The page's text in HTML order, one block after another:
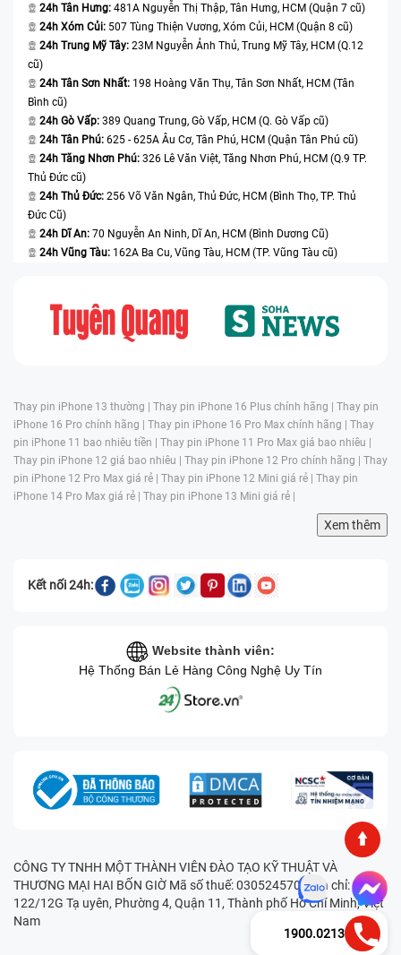
24h Tân Hưng: 481A Nguyễn Thị Thập, Tân Hưng, HCM (Quận 7 cũ)
24h Xóm Củi: 507 Tùng Thiện Vương, Xóm Củi, HCM (Quận 8 cũ)
24h Trung Mỹ Tây: 23M Nguyễn Ảnh Thủ, Trung Mỹ Tây, HCM (Q.12
cũ)
24h Tân Sơn Nhất: 198 Hoàng Văn Thụ, Tân Sơn Nhất, HCM (Tân
Bình cũ)
24h Gò Vấp: 389 Quang Trung, Gò Vấp, HCM (Q. Gò Vấp cũ)
24h Tân Phú: 625 - 625A Âu Cơ, Tân Phú, HCM (Quận Tân Phú cũ)
24h Tăng Nhơn Phú: 326 Lê Văn Việt, Tăng Nhơn Phú, HCM (Q.9 TP.
Thủ Đức cũ)
24h Thủ Đức: 256 Võ Văn Ngân, Thủ Đức, HCM (Bình Thọ, TP. Thủ
Đức Cũ)
24h Dĩ An: 70 Nguyễn An Ninh, Dĩ An, HCM (Bình Dương Cũ)
24h Vũng Tàu: 162A Ba Cu, Vũng Tàu, HCM (TP. Vũng Tàu cũ)
Thay pin iPhone 13 thường | Thay pin iPhone 16 Plus chính hãng | Thay pin
iPhone 16 Pro chính hãng | Thay pin iPhone 16 Pro Max chính hãng | Thay
pin iPhone 11 bao nhiêu tiền | Thay pin iPhone 11 Pro Max giá bao nhiêu |
Thay pin iPhone 12 giá bao nhiêu | Thay pin iPhone 12 Pro chính hãng | Thay
pin iPhone 12 Pro Max giá rẻ | Thay pin iPhone 12 Mini giá rẻ | Thay pin
iPhone 14 Pro Max giá rẻ | Thay pin iPhone 13 Mini giá rẻ |
Xem thêm
Kết nối 24h:
Website thành viên:
Hệ Thống Bán Lẻ Hàng Công Nghệ Uy Tín
CÔNG TY TNHH MỘT THÀNH VIÊN ĐÀO TẠO KỸ THUẬT VÀ
THƯƠNG MẠI HAI BỐN GIỜ Mã số thuế: 0305245702 Địa chỉ:
122/12G Tạ uyên, Phường 4, Quận 11, Thành phố Hồ Chí Minh, Việt
Nam
1900.0213